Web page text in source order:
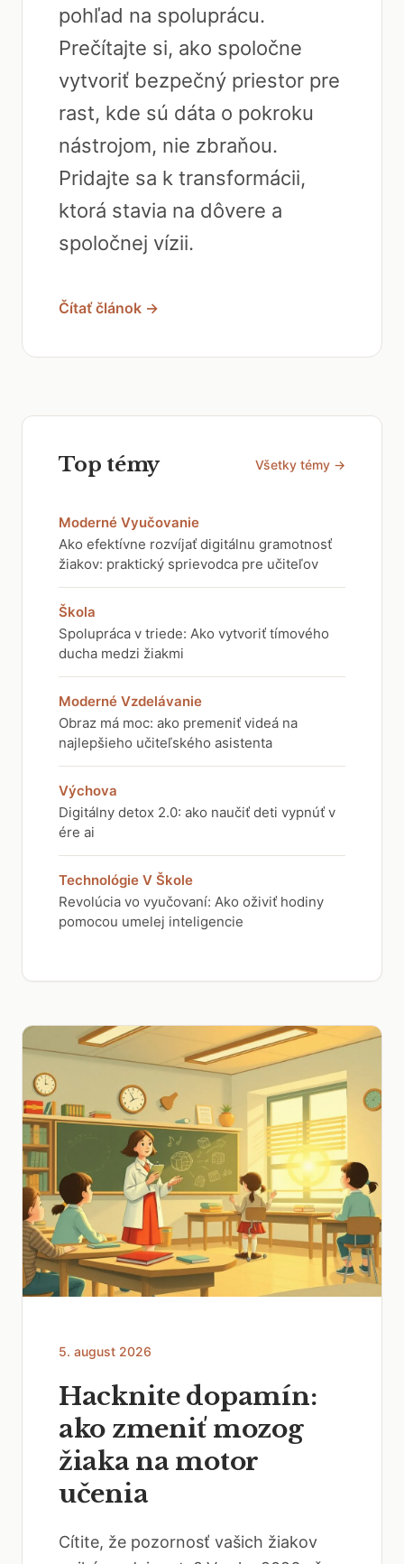
pohľad na spoluprácu.
Prečítajte si, ako spoločne
vytvoriť bezpečný priestor pre
rast, kde sú dáta o pokroku
nástrojom, nie zbraňou.
Pridajte sa k transformácii,
ktorá stavia na dôvere a
spoločnej vízii.
Čítať článok →
Top témy Všetky témy →
Moderné Vyučovanie
Ako efektívne rozvíjať digitálnu gramotnosť
žiakov: praktický sprievodca pre učiteľov
Škola
Spolupráca v triede: Ako vytvoriť tímového
ducha medzi žiakmi
Moderné Vzdelávanie
Obraz má moc: ako premeniť videá na
najlepšieho učiteľského asistenta
Výchova
Digitálny detox 2.0: ako naučiť deti vypnúť v
ére ai
Technológie V Škole
Revolúcia vo vyučovaní: Ako oživiť hodiny
pomocou umelej inteligencie
5. august 2026
Hacknite dopamín:
ako zmeniť mozog
žiaka na motor
učenia
Cítite, že pozornosť vašich žiakov